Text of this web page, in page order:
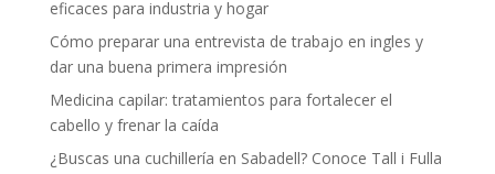
eficaces para industria y hogar
Cómo preparar una entrevista de trabajo en ingles y
dar una buena primera impresión
Medicina capilar: tratamientos para fortalecer el
cabello y frenar la caída
¿Buscas una cuchillería en Sabadell? Conoce Tall i Fulla